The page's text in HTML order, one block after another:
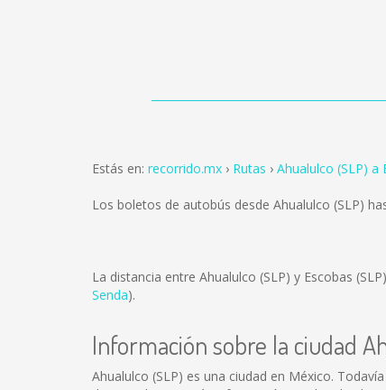
Estás en: recorrido.mx Rutas Ahualulco (SLP) a
Los boletos de autobús desde Ahualulco (SLP)
La distancia entre Ahualulco (SLP) y Escobas
Senda).
Información sobre la ciudad
Ahualulco (SLP) es una ciudad en México.